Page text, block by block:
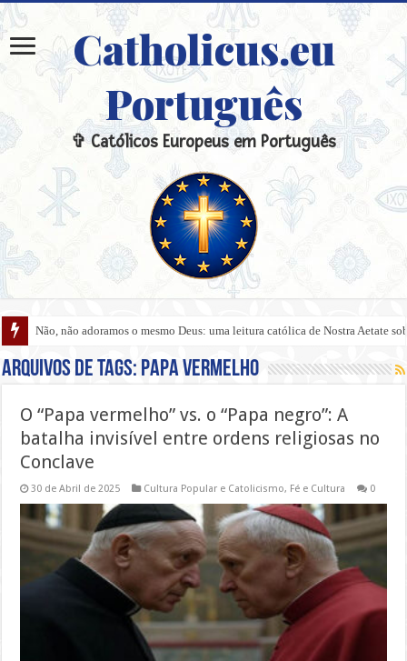
Catholicus.eu
Português
✞ Católicos Europeus em Português
Não, não adoramos o mesmo Deus: uma leitura católica de Nostra Aetate
Arquivos de tags: Papa vermelho
O “Papa vermelho” vs. o “Papa negro”: A
batalha invisível entre ordens religiosas no
Conclave
30 de Abril de 2025 Cultura Popular e Catolicismo, Fé e Cultura 0